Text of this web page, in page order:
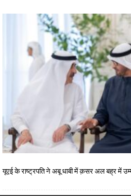
यूएई के राष्ट्रपति ने अबू धाबी में क़सर अल बह्र में